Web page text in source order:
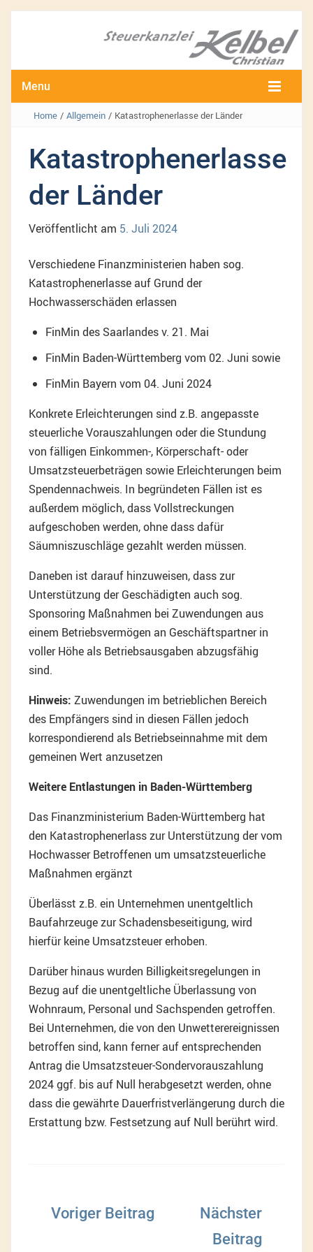
Menu
Home / Allgemein / Katastrophenerlasse der Länder
Katastrophenerlasse
der Länder
Veröffentlicht am 5. Juli 2024
Verschiedene Finanzministerien haben sog.
Katastrophenerlasse auf Grund der
Hochwasserschäden erlassen
FinMin des Saarlandes v. 21. Mai
FinMin Baden-Württemberg vom 02. Juni sowie
FinMin Bayern vom 04. Juni 2024
Konkrete Erleichterungen sind z.B. angepasste
steuerliche Vorauszahlungen oder die Stundung
von fälligen Einkommen-, Körperschaft- oder
Umsatzsteuerbeträgen sowie Erleichterungen beim
Spendennachweis. In begründeten Fällen ist es
außerdem möglich, dass Vollstreckungen
aufgeschoben werden, ohne dass dafür
Säumniszuschläge gezahlt werden müssen.
Daneben ist darauf hinzuweisen, dass zur
Unterstützung der Geschädigten auch sog.
Sponsoring Maßnahmen bei Zuwendungen aus
einem Betriebsvermögen an Geschäftspartner in
voller Höhe als Betriebsausgaben abzugsfähig
sind.
Hinweis: Zuwendungen im betrieblichen Bereich
des Empfängers sind in diesen Fällen jedoch
korrespondierend als Betriebseinnahme mit dem
gemeinen Wert anzusetzen
Weitere Entlastungen in Baden-Württemberg
Das Finanzministerium Baden-Württemberg hat
den Katastrophenerlass zur Unterstützung der vom
Hochwasser Betroffenen um umsatzsteuerliche
Maßnahmen ergänzt
Überlässt z.B. ein Unternehmen unentgeltlich
Baufahrzeuge zur Schadensbeseitigung, wird
hierfür keine Umsatzsteuer erhoben.
Darüber hinaus wurden Billigkeitsregelungen in
Bezug auf die unentgeltliche Überlassung von
Wohnraum, Personal und Sachspenden getroffen.
Bei Unternehmen, die von den Unwetterereignissen
betroffen sind, kann ferner auf entsprechenden
Antrag die Umsatzsteuer-Sondervorauszahlung
2024 ggf. bis auf Null herabgesetzt werden, ohne
dass die gewährte Dauerfristverlängerung durch die
Erstattung bzw. Festsetzung auf Null berührt wird.